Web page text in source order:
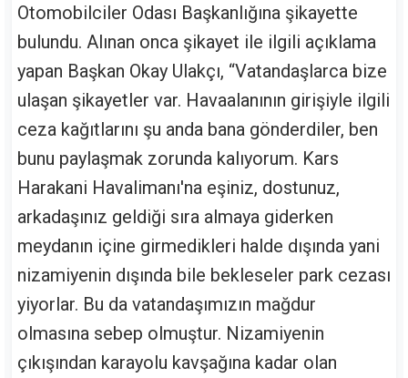
Otomobilciler Odası Başkanlığına şikayette
bulundu. Alınan onca şikayet ile ilgili açıklama
yapan Başkan Okay Ulakçı, “Vatandaşlarca bize
ulaşan şikayetler var. Havaalanının girişiyle ilgili
ceza kağıtlarını şu anda bana gönderdiler, ben
bunu paylaşmak zorunda kalıyorum. Kars
Harakani Havalimanı'na eşiniz, dostunuz,
arkadaşınız geldiği sıra almaya giderken
meydanın içine girmedikleri halde dışında yani
nizamiyenin dışında bile bekleseler park cezası
yiyorlar. Bu da vatandaşımızın mağdur
olmasına sebep olmuştur. Nizamiyenin
çıkışından karayolu kavşağına kadar olan